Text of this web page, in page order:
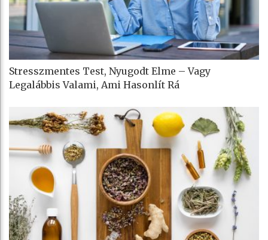
Stresszmentes Test, Nyugodt Elme – Vagy
Legalábbis Valami, Ami Hasonlít Rá